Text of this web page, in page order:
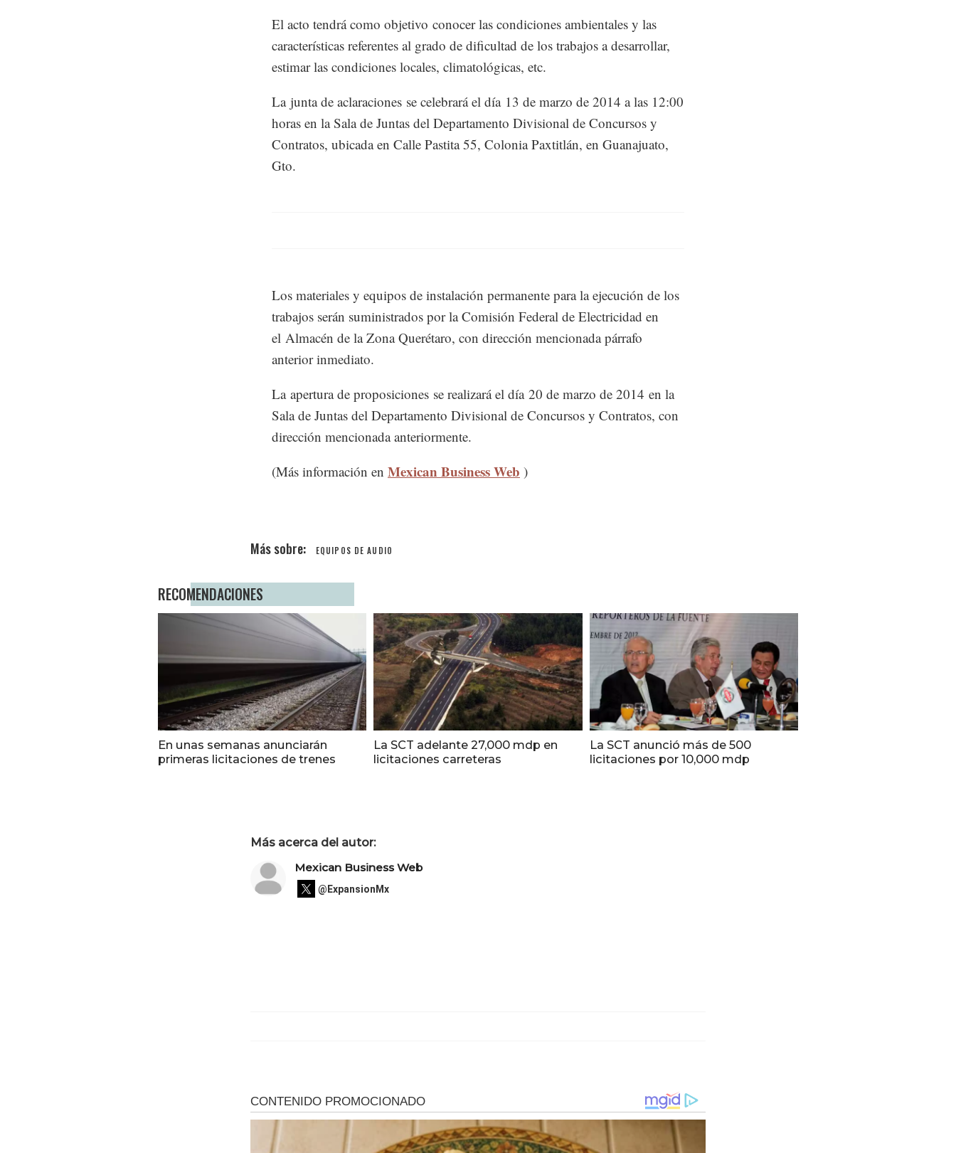
El acto tendrá como objetivo conocer las condiciones ambientales y las
características referentes al grado de dificultad de los trabajos a desarrollar,
estimar las condiciones locales, climatológicas, etc.
La junta de aclaraciones se celebrará el día 13 de marzo de 2014 a las 12:00
horas en la Sala de Juntas del Departamento Divisional de Concursos y
Contratos, ubicada en Calle Pastita 55, Colonia Paxtitlán, en Guanajuato,
Gto.
Los materiales y equipos de instalación permanente para la ejecución de los
trabajos serán suministrados por la Comisión Federal de Electricidad en
el Almacén de la Zona Querétaro, con dirección mencionada párrafo
anterior inmediato.
La apertura de proposiciones se realizará el día 20 de marzo de 2014 en la
Sala de Juntas del Departamento Divisional de Concursos y Contratos, con
dirección mencionada anteriormente.
(Más información en Mexican Business Web )
EQUIPOS DE AUDIO
RECOMENDACIONES
En unas semanas anunciarán
primeras licitaciones de trenes
La SCT adelante 27,000 mdp en
licitaciones carreteras
La SCT anunció más de 500
licitaciones por 10,000 mdp
Más acerca del autor:
Mexican Business Web
@ExpansionMx